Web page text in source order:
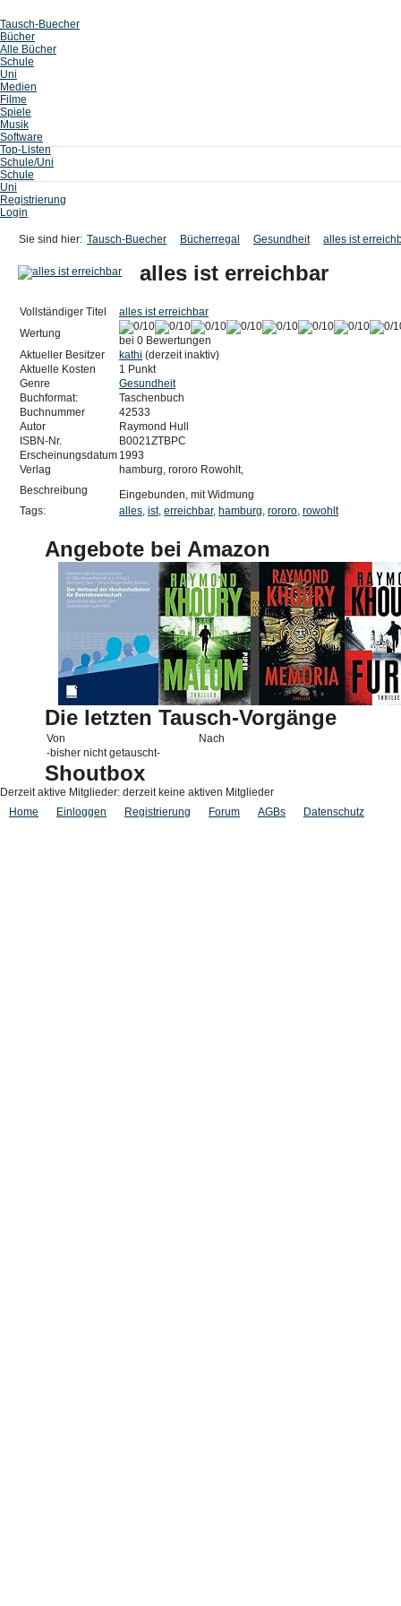
Tausch-Buecher
Bücher
Alle Bücher
Schule
Uni
Medien
Filme
Spiele
Musik
Software
Top-Listen
Schule/Uni
Schule
Uni
Registrierung
Login
Sie sind hier: Tausch-Buecher Bücherregal Gesundheit alles ist
alles ist erreichbar
Vollständiger Titel
alles ist erreichbar
Wertung
bei 0 Bewertungen
Aktueller Besitzer
kathi (derzeit inaktiv)
Aktuelle Kosten
1 Punkt
Genre
Gesundheit
Buchformat:
Taschenbuch
Buchnummer
42533
Autor
Raymond Hull
ISBN-Nr.
B0021ZTBPC
Erscheinungsdatum 1993
Verlag
hamburg, rororo Rowohlt,
Beschreibung
Eingebunden, mit Widmung
Tags:
alles, ist, erreichbar, hamburg, rororo, rowohlt
Angebote bei Amazon
Die letzten Tausch-Vorgänge
Von
Nach
-bisher nicht getauscht-
Shoutbox
Derzeit aktive Mitglieder: derzeit keine aktiven Mitglieder
Home
Einloggen Registrierung Forum AGBs Datenschutz